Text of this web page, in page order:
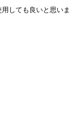
しても良いと思いま